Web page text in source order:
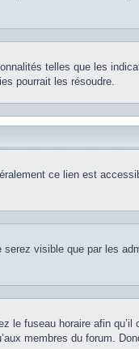
telles que les
pourrait les résoudre.
ce lien est
visible que par les
le fuseau horaire afin qu’il
membres du forum.